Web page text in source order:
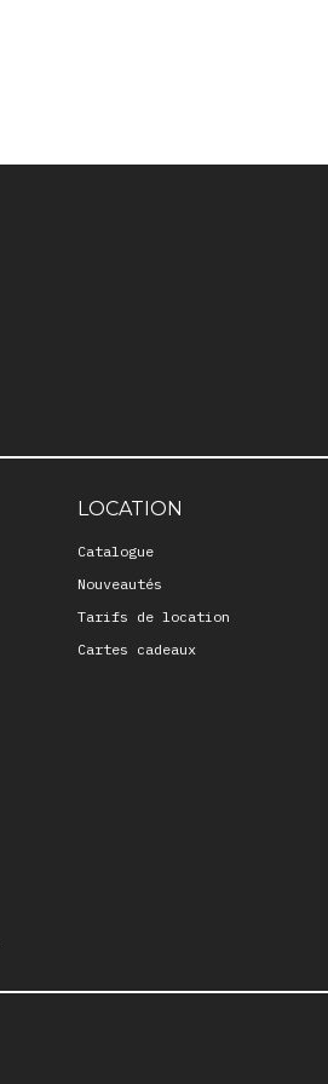
LOCATION
Catalogue
Nouveautés
Tarifs de location
Cartes cadeaux